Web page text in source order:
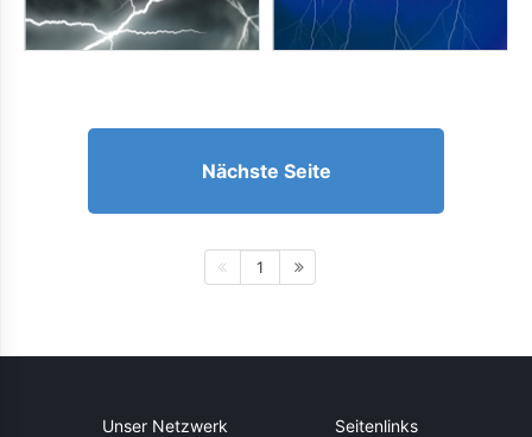
Nächste Seite
1
Unser Netzwerk Seitenlinks